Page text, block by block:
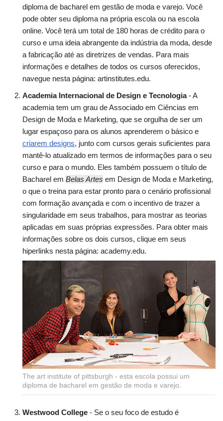
diploma de bacharel em gestão de moda e varejo. Você
pode obter seu diploma na própria escola ou na escola
online. Você terá um total de 180 horas de crédito para o
curso e uma ideia abrangente da indústria da moda, desde
a fabricação até as diretrizes de vendas. Para mais
informações e detalhes de todos os cursos oferecidos,
navegue nesta página: artinstitutes.edu.
Academia Internacional de Design e Tecnologia- A
academia tem um grau de Associado em Ciências em
Design de Moda e Marketing, que se orgulha de ser um
lugar espaçoso para os alunos aprenderem o básico e
criarem designs, junto com cursos gerais suficientes para
mantê-lo atualizado em termos de informações para o seu
curso e para o mundo. Eles também possuem o título de
Bacharel em Belas Artes em Design de Moda e Marketing,
o que o treina para estar pronto para o cenário profissional
com formação avançada e com o incentivo de trazer a
singularidade em seus trabalhos, para mostrar as teorias
aplicadas em suas próprias expressões. Para obter mais
informações sobre os dois cursos, clique em seus
hiperlinks nesta página: academy.edu.
The art institute of pittsburgh - esta escola possui um
diploma de bacharel em gestão de moda e varejo.
Westwood College - Se o seu foco de estudo é